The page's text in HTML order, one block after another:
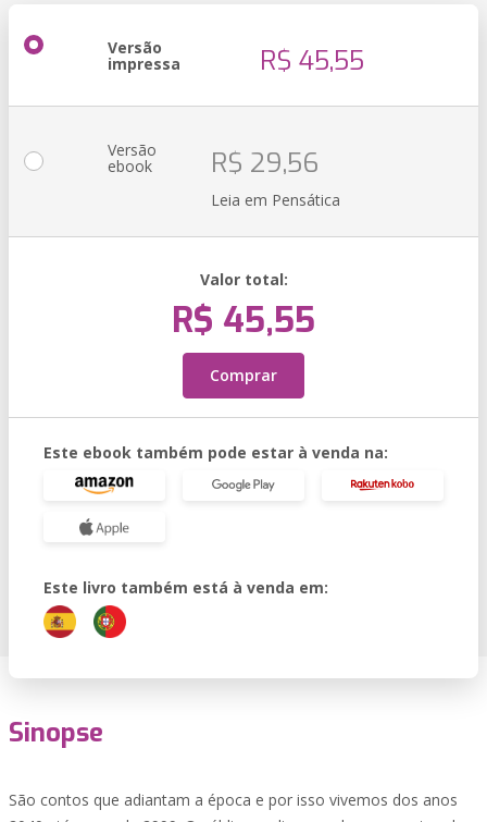
Versão
impressa R$ 45,55
Versão
ebook R$ 29,56
Leia em Pensática
Valor total:
R$ 45,55
Comprar
Este ebook também pode estar à venda na:
Este livro também está à venda em:
Sinopse
São contos que adiantam a época e por isso vivemos dos anos